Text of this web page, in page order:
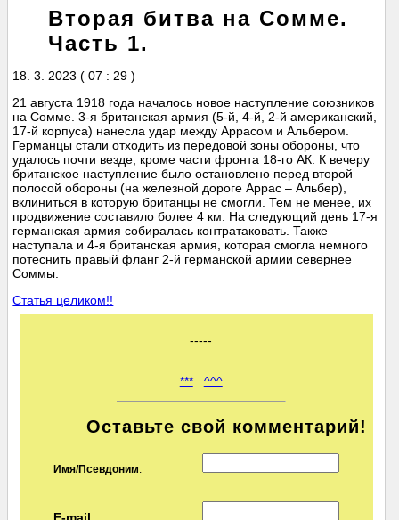
Вторая битва на Сомме.
Часть 1.
18. 3. 2023 ( 07 : 29 )
21 августа 1918 года началось новое наступление союзников
на Сомме. 3-я британская армия (5-й, 4-й, 2-й американский,
17-й корпуса) нанесла удар между Аррасом и Альбером.
Германцы стали отходить из передовой зоны обороны, что
удалось почти везде, кроме части фронта 18-го АК. К вечеру
британское наступление было остановлено перед второй
полосой обороны (на железной дороге Аррас – Альбер),
вклиниться в которую британцы не смогли. Тем не менее, их
продвижение составило более 4 км. На следующий день 17-я
германская армия собиралась контратаковать. Также
наступала и 4-я британская армия, которая смогла немного
потеснить правый фланг 2-й германской армии севернее
Соммы.
Статья целиком!!
-----
*** ^^^
Оставьте свой комментарий!
Имя/Псевдоним: